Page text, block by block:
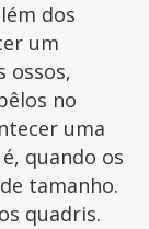
dos
um
ossos,
no
uma
quando os
tamanho.
quadris.